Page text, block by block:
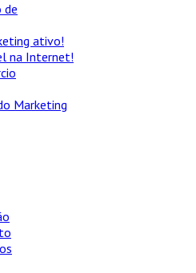
de
ativo!
na Internet!
Marketing